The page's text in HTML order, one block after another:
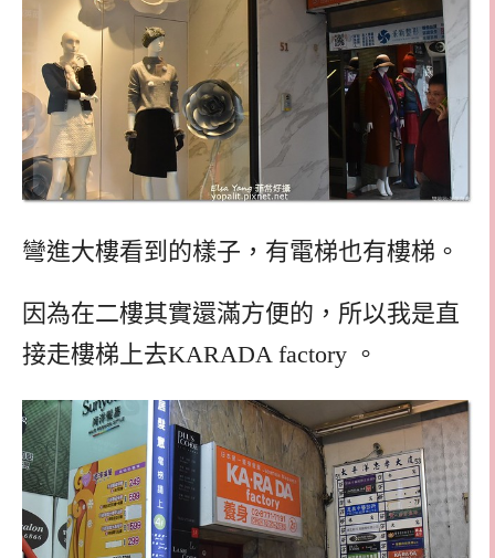
彎進大樓看到的樣子，有電梯也有樓梯。
因為在二樓其實還滿方便的，所以我是直
接走樓梯上去KARADA factory 。